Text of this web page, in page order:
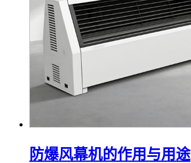
防爆风幕机的作用与用途